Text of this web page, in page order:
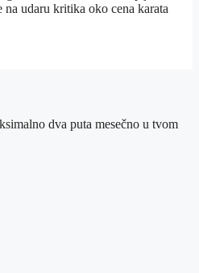
udaru kritika oko cena karata
dva puta mesečno u tvom